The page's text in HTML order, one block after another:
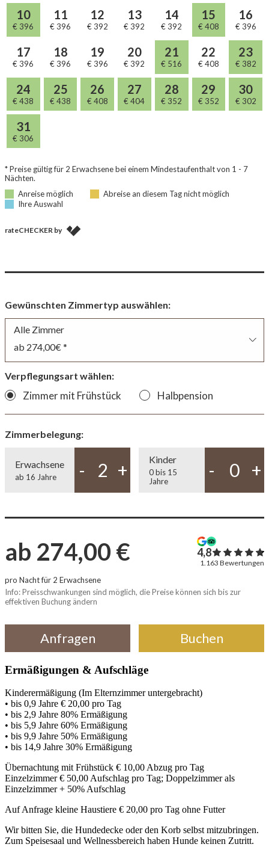
Ermäßigungen & Aufschläge
Kinderermäßigung (Im Elternzimmer untergebracht)
• bis 0,9 Jahre € 20,00 pro Tag
• bis 2,9 Jahre 80% Ermäßigung
• bis 5,9 Jahre 60% Ermäßigung
• bis 9,9 Jahre 50% Ermäßigung
• bis 14,9 Jahre 30% Ermäßigung
Übernachtung mit Frühstück € 10,00 Abzug pro Tag
Einzelzimmer € 50,00 Aufschlag pro Tag; Doppelzimmer als
Einzelzimmer + 50% Aufschlag
Auf Anfrage kleine Haustiere € 20,00 pro Tag ohne Futter
Wir bitten Sie, die Hundedecke oder den Korb selbst mitzubringen.
Zum Speisesaal und Wellnessbereich haben Hunde keinen Zutritt.